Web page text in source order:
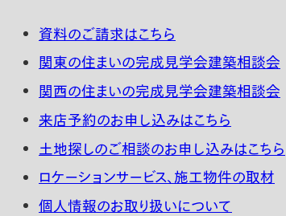
資料のご請求はこちら
関東の住まいの完成見学会建築相談会
関西の住まいの完成見学会建築相談会
来店予約のお申し込みはこちら
土地探しのご相談のお申し込みはこちら
ロケーションサービス、施工物件の取材
個人情報のお取り扱いについて